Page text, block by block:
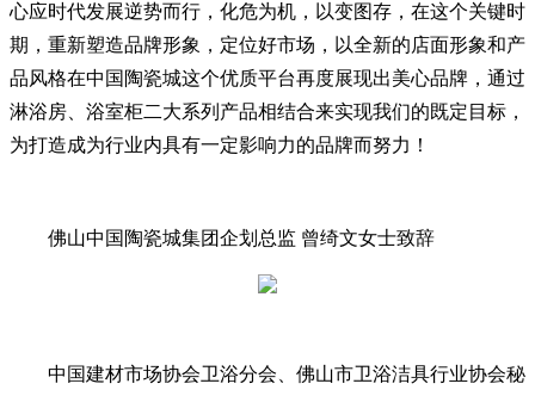
心应时代发展逆势而行，化危为机，以变图存，在这个关键时
期，重新塑造品牌形象，定位好市场，以全新的店面形象和产
品风格在中国陶瓷城这个优质平台再度展现出美心品牌，通过
淋浴房、浴室柜二大系列产品相结合来实现我们的既定目标，
为打造成为行业内具有一定影响力的品牌而努力！
佛山中国陶瓷城集团企划总监 曾绮文女士致辞
中国建材市场协会卫浴分会、佛山市卫浴洁具行业协会秘